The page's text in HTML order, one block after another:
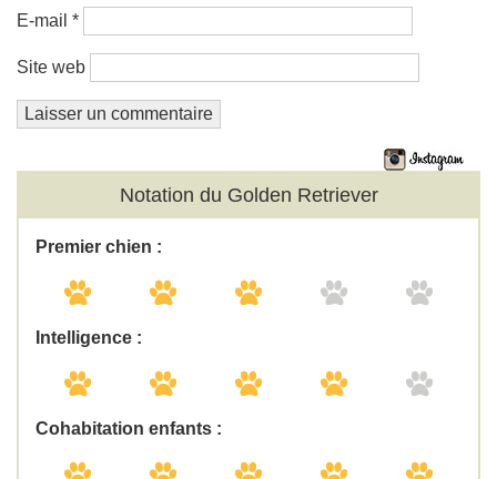
E-mail *
Site web
Notation du Golden Retriever
Premier chien :
Intelligence :
Cohabitation enfants :